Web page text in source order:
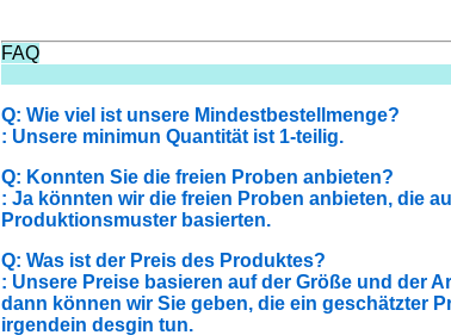
FAQ
Q: Wie viel ist unsere Mindestbestellmenge?
: Unsere minimun Quantität ist 1-teilig.
Q: Konnten Sie die freien Proben anbieten?
: Ja könnten wir die freien Proben anbieten, die
Produktionsmuster basierten.
Q: Was ist der Preis des Produktes?
: Unsere Preise basieren auf der Größe und der
dann können wir Sie geben, die ein geschätzter
irgendein desgin tun.